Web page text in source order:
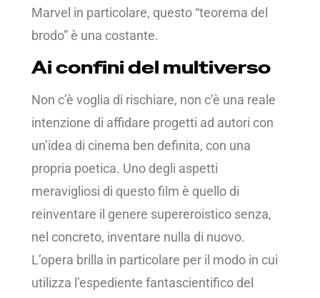
Marvel in particolare, questo “teorema del
brodo” è una costante.
Ai confini del multiverso
Non c’è voglia di rischiare, non c’è una reale
intenzione di affidare progetti ad autori con
un’idea di cinema ben definita, con una
propria poetica. Uno degli aspetti
meravigliosi di questo film è quello di
reinventare il genere supereroistico senza,
nel concreto, inventare nulla di nuovo.
L’opera brilla in particolare per il modo in cui
utilizza l’espediente fantascientifico del